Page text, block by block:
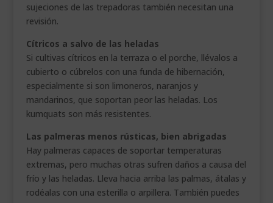
sujeciones de las trepadoras también necesitan una
revisión.
Cítricos a salvo de las heladas
Si cultivas cítricos en la terraza o el porche, llévalos a
cubierto o cúbrelos con una funda de hibernación,
especialmente si son limoneros, naranjos y
mandarinos, que soportan peor las heladas. Los
kumquats son más resistentes.
Las palmeras menos rústicas, bien abrigadas
Hay palmeras capaces de soportar temperaturas
extremas, pero muchas otras sufren daños a causa del
frío y las heladas. Lleva hacia arriba las palmas, átalas y
rodéalas con una esterilla o arpillera. También puedes